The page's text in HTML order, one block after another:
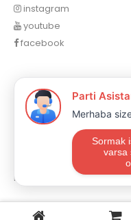
instagram
youtube
facebook
Profilim
Profilim
Sipariş Geçmişim
Alışveriş Listem
Mail Aboneliği